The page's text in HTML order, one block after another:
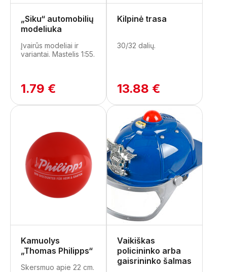
„Siku“ automobilių
modeliuka
Įvairūs modeliai ir
variantai. Mastelis 1:55.
1.79 €
Kilpinė trasa
30/32 dalių.
13.88 €
Kamuolys
„Thomas Philipps“
Skersmuo apie 22 cm.
Vaikiškas
policininko arba
gaisrininko šalmas